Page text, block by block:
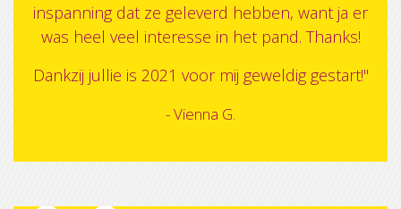
inspanning dat ze geleverd hebben, want ja er
was heel veel interesse in het pand. Thanks!
Dankzij jullie is 2021 voor mij geweldig gestart!"
- Vienna G.